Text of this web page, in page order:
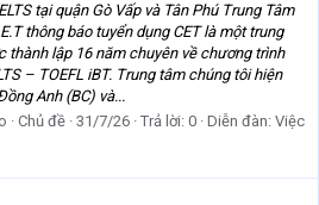
tại quận Gò Vấp và Tân Phú Trung Tâm
thông báo tuyển dụng CET là một trung
thành lập 16 năm chuyên về chương trình
– TOEFL iBT. Trung tâm chúng tôi hiện
Anh (BC) và...
Chủ đề 31/7/26 Trả lời: 0 Diễn đàn: Việc